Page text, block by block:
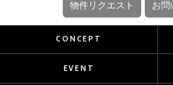
物件リクエスト お
CONCEPT
EVENT